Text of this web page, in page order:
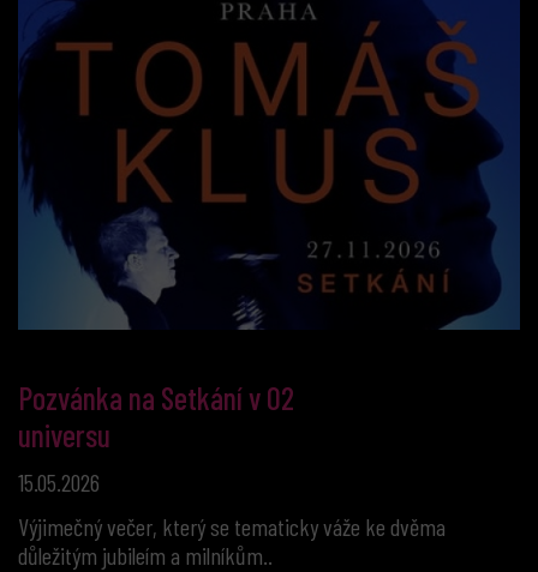
Pozvánka na Setkání v O2
universu
15.05.2026
Výjimečný večer, který se tematicky váže ke dvěma
důležitým jubileím a milníkům..